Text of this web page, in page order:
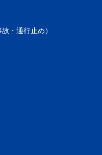
・通行止め）